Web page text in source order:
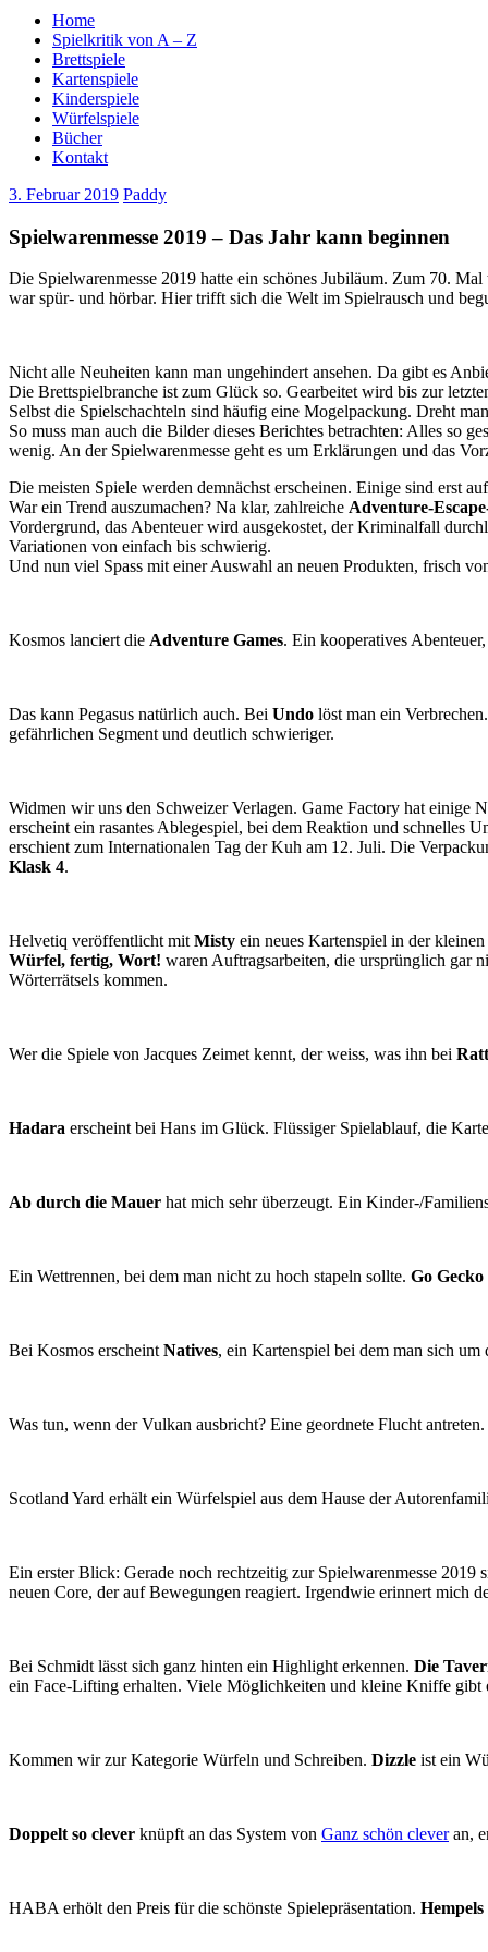
Home
Spielkritik von A – Z
Brettspiele
Kartenspiele
Kinderspiele
Würfelspiele
Bücher
Kontakt
3. Februar 2019 Paddy
Spielwarenmesse 2019 – Das Jahr kann beginnen
Die Spielwarenmesse 2019 hatte ein schönes Jubiläum. Zum 70.
war spür- und hörbar. Hier trifft sich die Welt im Spielrausch und
Nicht alle Neuheiten kann man ungehindert ansehen. Da gibt es
Die Brettspielbranche ist zum Glück so. Gearbeitet wird bis zur
Selbst die Spielschachteln sind häufig eine Mogelpackung. Dreht
So muss man auch die Bilder dieses Berichtes betrachten: Alles so
wenig. An der Spielwarenmesse geht es um Erklärungen und das
Die meisten Spiele werden demnächst erscheinen. Einige sind erst
War ein Trend auszumachen? Na klar, zahlreiche Adventure-
Vordergrund, das Abenteuer wird ausgekostet, der Kriminalfall
Variationen von einfach bis schwierig.
Und nun viel Spass mit einer Auswahl an neuen Produkten, frisch
Kosmos lanciert die Adventure Games. Ein kooperatives
Das kann Pegasus natürlich auch. Bei Undo löst man ein
gefährlichen Segment und deutlich schwieriger.
Widmen wir uns den Schweizer Verlagen. Game Factory hat einige
erscheint ein rasantes Ablegespiel, bei dem Reaktion und schnelles
erschient zum Internationalen Tag der Kuh am 12. Juli. Die
Klask 4.
Helvetiq veröffentlicht mitMisty ein neues Kartenspiel in der kleinen
Würfel, fertig, Wort! waren Auftragsarbeiten, die ursprünglich gar
Wörterrätsels kommen.
Wer die Spiele von Jacques Zeimet kennt, der weiss, was ihn bei
Hadara erscheint bei Hans im Glück. Flüssiger Spielablauf, die
Ab durch die Mauer hat mich sehr überzeugt. Ein Kinder-/
Ein Wettrennen, bei dem man nicht zu hoch stapeln sollte. Go Gecko
Bei Kosmos erscheintNatives, ein Kartenspiel bei dem man sich
Was tun, wenn der Vulkan ausbricht? Eine geordnete Flucht antreten.
Scotland Yard erhält ein Würfelspiel aus dem Hause der
Ein erster Blick: Gerade noch rechtzeitig zur Spielwarenmesse 2019
neuen Core, der auf Bewegungen reagiert. Irgendwie erinnert mich
Bei Schmidt lässt sich ganz hinten ein Highlight erkennen. Die
ein Face-Lifting erhalten. Viele Möglichkeiten und kleine Kniffe gibt
Kommen wir zur Kategorie Würfeln und Schreiben. Dizzle ist ein
Doppelt so clever knüpft an das System von Ganz schön cleveran,
HABA erhölt den Preis für die schönste Spielepräsentation. Hempels